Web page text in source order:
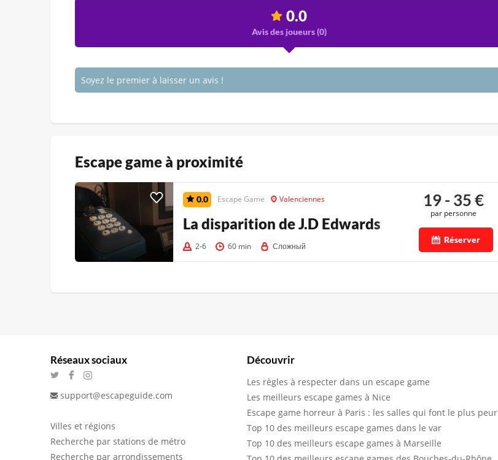
0.0
Avis des joueurs (0)
Soyez le premier à laisser un avis !
Escape game à proximité
0.0 Escape Game Valenciennes
La disparition de J.D Edwards
2-6 60 min Сложный
19 - 35€
par personne
Réserver
Réseaux sociaux
support@escapeguide.com
Villes et régions
Recherche par stations de métro
Recherche par arrondissements
Découvrir
Les règles à respecter dans un escape game
Les meilleurs escape games à Nice
Escape game horreur à Paris : les salles qui font le plus peur
Top 10 des meilleurs escape games dans le var
Top 10 des meilleurs escape games à Marseille